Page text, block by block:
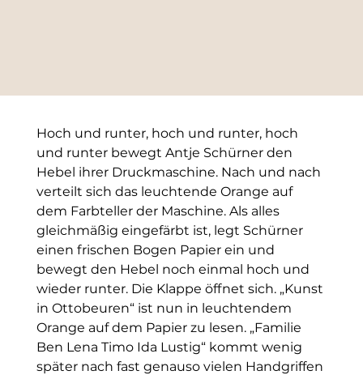
Hoch und runter, hoch und runter, hoch
und runter bewegt Antje Schürner den
Hebel ihrer Druckmaschine. Nach und nach
verteilt sich das leuchtende Orange auf
dem Farbteller der Maschine. Als alles
gleichmäßig eingefärbt ist, legt Schürner
einen frischen Bogen Papier ein und
bewegt den Hebel noch einmal hoch und
wieder runter. Die Klappe öffnet sich. „Kunst
in Ottobeuren“ ist nun in leuchtendem
Orange auf dem Papier zu lesen. „Familie
Ben Lena Timo Ida Lustig“ kommt wenig
später nach fast genauso vielen Handgriffen